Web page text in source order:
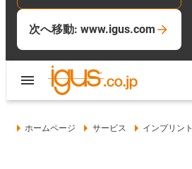
次へ移動: www.igus.com
ホームページ サービス インプリント